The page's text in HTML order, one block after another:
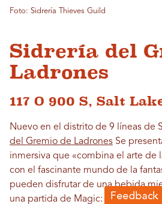
Foto: Sidrería Thieves Guild
Sidrería del
Ladrones
117 O 900 S, Salt
Nuevo en el distrito de 9 líneas de
del Gremio de Ladrones Se
inmersiva que «combina el arte de
con el fascinante mundo de la
pueden disfrutar de una bebida
una partida de Magic: The